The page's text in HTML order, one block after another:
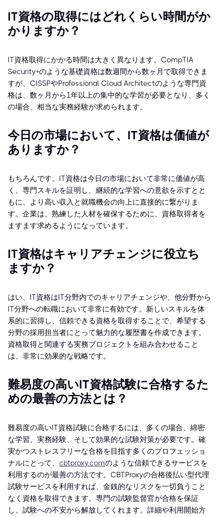
IT資格の取得にはどれくらい時間がか
かりますか？
IT資格取得にかかる時間は大きく異なります。CompTIA
Security+のような基礎資格は数週間から数ヶ月で取得できま
すが、CISSPやProfessional Cloud Architectのような専門資
格は、数ヶ月から1年以上の集中的な学習が必要となり、多く
の場合、相当な実務経験が求められます。
今日の市場において、IT資格は価値が
ありますか？
もちろんです。IT資格は今日の市場において非常に価値が高
く、専門スキルを証明し、継続的な学習への意欲を示すとと
もに、より高い収入と就職機会の向上に直接的に繋がりま
す。企業は、熟練した人材を確保するために、資格取得者を
ますます求めるようになっています。
IT資格はキャリアチェンジに役立ち
ますか？
はい、IT資格はIT分野内でのキャリアチェンジや、他分野から
IT分野への転職において非常に有効です。新しいスキルを体
系的に習得し、信頼できる資格を取得することで、希望する
分野の採用担当者にとって魅力的な履歴書を作成できます。
資格取得と関連する実務プロジェクトを組み合わせること
は、非常に効果的な戦略です。
難易度の高いIT資格試験に合格するた
めの最善の方法とは？
難易度の高いIT資格試験に合格するには、多くの場合、綿密
な学習、実務経験、そして効果的な試験対策が必要です。確
実かつストレスフリーな合格を目指す多くのプロフェッショ
ナルにとって、 cbtproxy.comのような信頼できるサービスを
利用するのが最善の方法です。CBTProxyの合格後払い型代理
試験サービスを利用すれば、金銭的なリスクを一切負うこと
なく資格を取得できます。専門の試験監督官が合格を保証
し、試験への不安から解放してくれます。詳細や利用開始方